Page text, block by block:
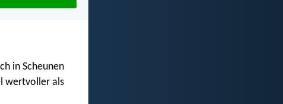
in Scheunen
wertvoller als